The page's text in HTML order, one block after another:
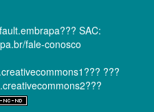
SAC:
fale-conosco
???